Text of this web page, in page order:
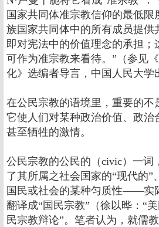
国家共同体准宗教信仰的最低限
族国家共同体中的所有成员提供
即对宪法中的价值理念的承担；
可作为准宗教来看待。”（参见
化》选编者导言，中国人民大学
在公民宗教的语境里，重要的不
它使人们对某种政治价值、政治
甚至牺牲的激情。
公民宗教的公民的（civic）一词
了其所属之社会国家的“现代的”
国民或社会的某种匀质性――实
翻译成“国民宗教”（徐以晔：“
民宗教辩论”。笔者认为，就儒